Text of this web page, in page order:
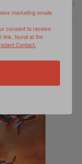
0 Comments
marketing emails
consent to receive
link, found at the
Contact.